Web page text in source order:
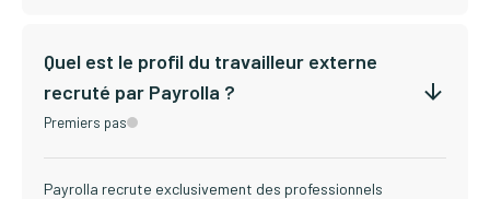
Quel est le profil du travailleur externe
recruté par Payrolla ?
Premiers pas
Payrolla recrute exclusivement des professionnels